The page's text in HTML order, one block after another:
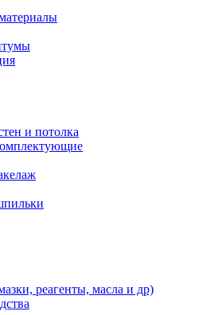
и потолка
реагенты, масла и др)